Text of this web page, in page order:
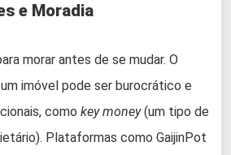
e Moradia
morar antes de se mudar. O
imóvel pode ser burocrático e
como key money(um tipo de
Plataformas como GaijinPot